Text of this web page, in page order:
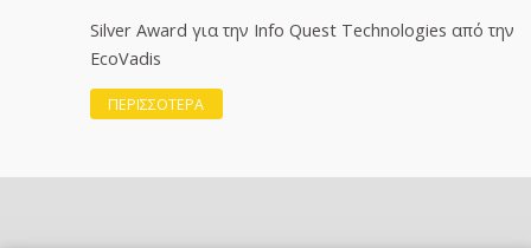
Silver Award για την Info Quest Technologies από την
EcoVadis
ΠΕΡΙΣΣΟΤΕΡΑ